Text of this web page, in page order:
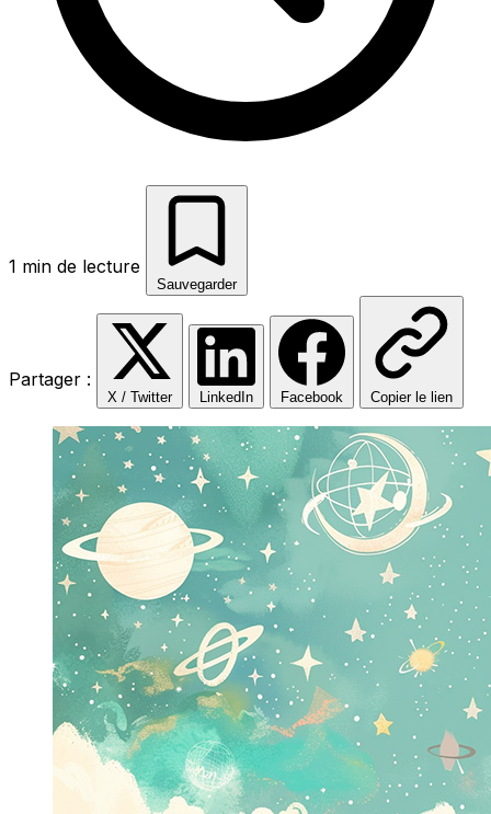
1 min de lecture
Sauvegarder
Partager :
X / Twitter LinkedIn Facebook Copier le lien